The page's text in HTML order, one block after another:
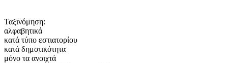
Ταξινόμηση:
αλφαβητικά
κατά τύπο εστιατορίου
κατά δημοτικότητα
μόνο τα ανοιχτά